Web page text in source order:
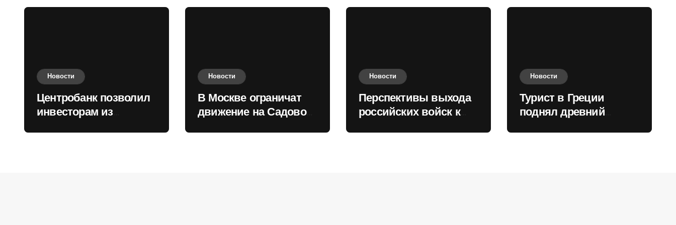
Новости
Центробанк позволил
инвесторам из
Новости
В Москве ограничат
движение на Садовом
Новости
Перспективы выхода
российских войск к
Новости
Турист в Греции
поднял древний